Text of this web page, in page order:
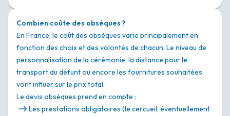
Combien coûte des obsèques ?
En France, le coût des obsèques varie principalement en
fonction des choix et des volontés de chacun. Le niveau de
personnalisation de la cérémonie, la distance pour le
transport du défunt ou encore les fournitures souhaitées
vont influer sur le prix total.
Le devis obsèques prend en compte :
Les prestations obligatoires (le cercueil, éventuellement